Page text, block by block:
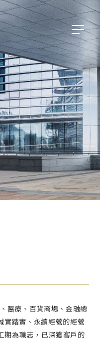
醫療、百貨商場、金融總
實踏實、永續經營的經營
期為職志，已深獲客戶的